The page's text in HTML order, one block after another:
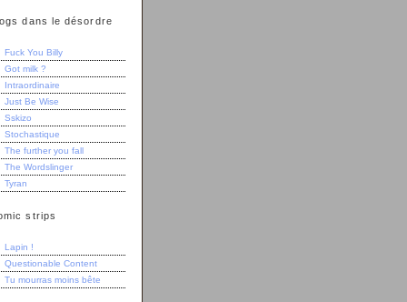
dans le désordre
Fuck You Billy
Got milk ?
Intraordinaire
Just Be Wise
Sskizo
Stochastique
The further you fall
The Wordslinger
Tyran
strips
Lapin !
Questionable Content
Tu mourras moins bête